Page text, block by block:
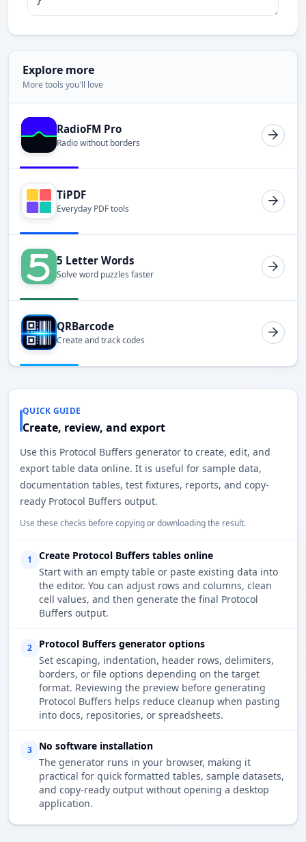
Explore more
More tools you'll love
RadioFM Pro
Radio without borders
TiPDF
Everyday PDF tools
5 Letter Words
Solve word puzzles faster
QRBarcode
Create and track codes
QUICK GUIDE
Create, review, and export
Use this Protocol Buffers generator to create, edit, and
export table data online. It is useful for sample data,
documentation tables, test fixtures, reports, and copy-
ready Protocol Buffers output.
Use these checks before copying or downloading the result.
1
Create Protocol Buffers tables online
Start with an empty table or paste existing data into
the editor. You can adjust rows and columns, clean
cell values, and then generate the final Protocol
Buffers output.
2
Protocol Buffers generator options
Set escaping, indentation, header rows, delimiters,
borders, or file options depending on the target
format. Reviewing the preview before generating
Protocol Buffers helps reduce cleanup when pasting
into docs, repositories, or spreadsheets.
3
No software installation
The generator runs in your browser, making it
practical for quick formatted tables, sample datasets,
and copy-ready output without opening a desktop
application.